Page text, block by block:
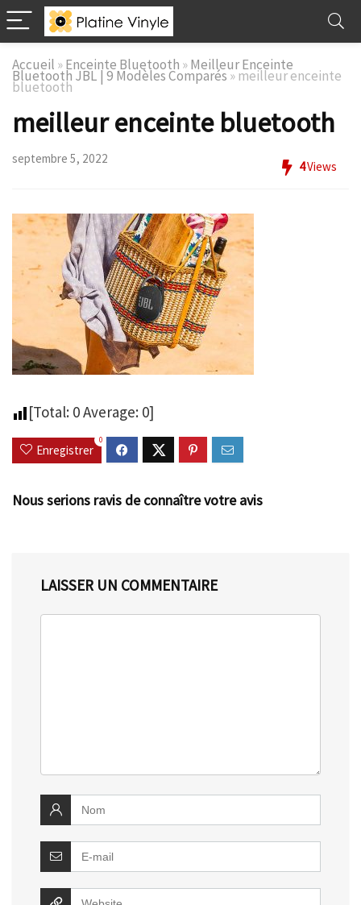
Accueil »Enceinte Bluetooth »Meilleur Enceinte
Bluetooth JBL | 9 Modèles Comparés » meilleur enceinte
bluetooth
meilleur enceinte bluetooth
septembre 5, 2022
4Views
[Total: 0Average: 0]
Enregistrer
0
Nous serions ravis de connaître votre avis
LAISSER UN COMMENTAIRE